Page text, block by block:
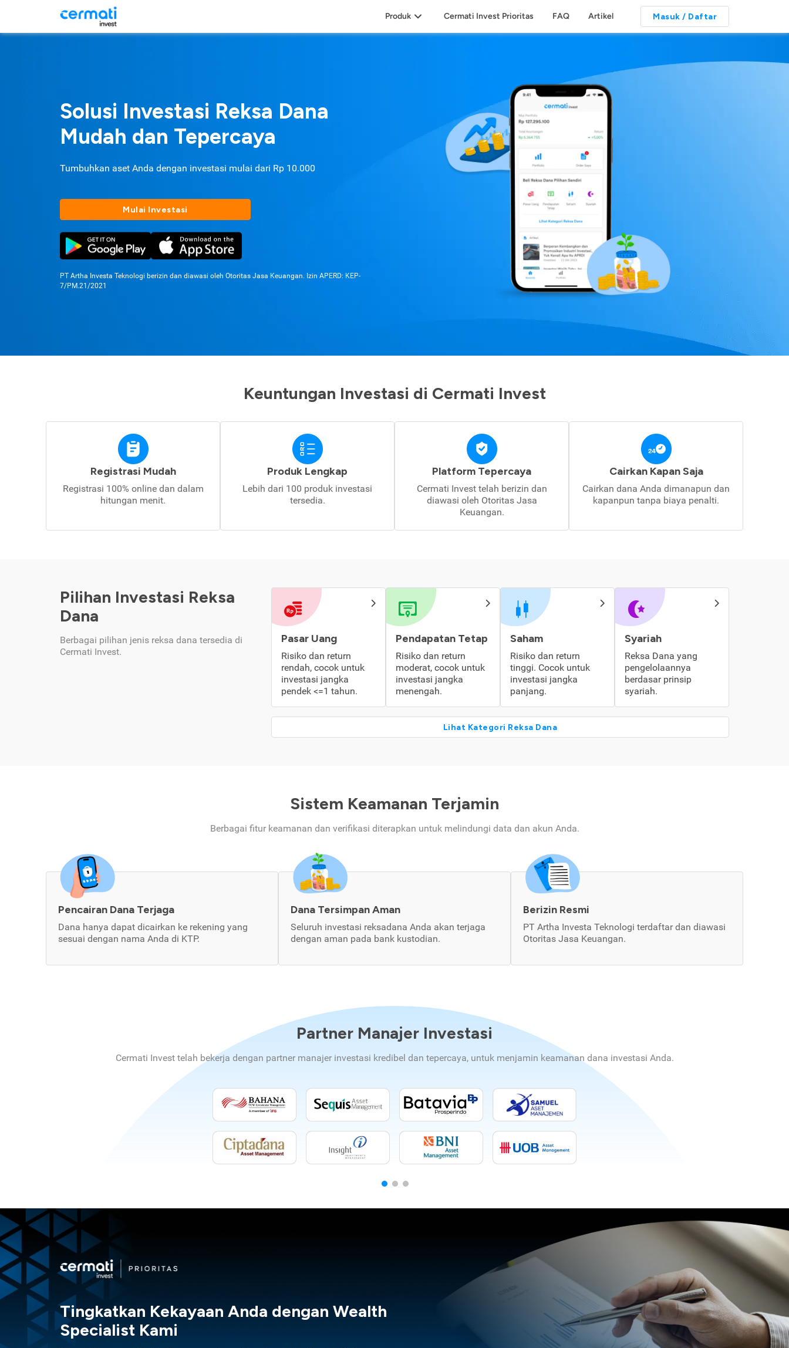
Produk Cermati Invest Prioritas FAQ Artikel Masuk / Daftar
Solusi Investasi Reksa Dana
Mudah dan Tepercaya
Tumbuhkan aset Anda dengan investasi mulai dari Rp 10.000
Mulai Investasi
PT Artha Investa Teknologi berizin dan diawasi oleh Otoritas Jasa Keuangan. Izin APERD: KEP-
7/PM.21/2021
Keuntungan Investasi di Cermati Invest
Registrasi Mudah
Registrasi 100% online dan dalam
hitungan menit.
Produk Lengkap
Lebih dari 100 produk investasi
tersedia.
Platform Tepercaya
Cermati Invest telah berizin dan
diawasi oleh Otoritas Jasa
Keuangan.
Cairkan Kapan Saja
Cairkan dana Anda dimanapun dan
kapanpun tanpa biaya penalti.
Pilihan Investasi Reksa
Dana
Berbagai pilihan jenis reksa dana tersedia di
Cermati Invest.
Pasar Uang
Risiko dan return
rendah, cocok untuk
investasi jangka
pendek <=1 tahun.
Pendapatan Tetap
Risiko dan return
moderat, cocok untuk
investasi jangka
menengah.
Saham
Risiko dan return
tinggi. Cocok untuk
investasi jangka
panjang.
Syariah
Reksa Dana yang
pengelolaannya
berdasar prinsip
syariah.
Lihat Kategori Reksa Dana
Sistem Keamanan Terjamin
Berbagai fitur keamanan dan verifikasi diterapkan untuk melindungi data dan akun Anda.
Pencairan Dana Terjaga
Dana hanya dapat dicairkan ke rekening yang
sesuai dengan nama Anda di KTP.
Dana Tersimpan Aman
Seluruh investasi reksadana Anda akan terjaga
dengan aman pada bank kustodian.
Berizin Resmi
PT Artha Investa Teknologi terdaftar dan diawasi
Otoritas Jasa Keuangan.
Partner Manajer Investasi
Cermati Invest telah bekerja dengan partner manajer investasi kredibel dan tepercaya, untuk menjamin keamanan dana investasi Anda.
Tingkatkan Kekayaan Anda dengan Wealth
Specialist Kami